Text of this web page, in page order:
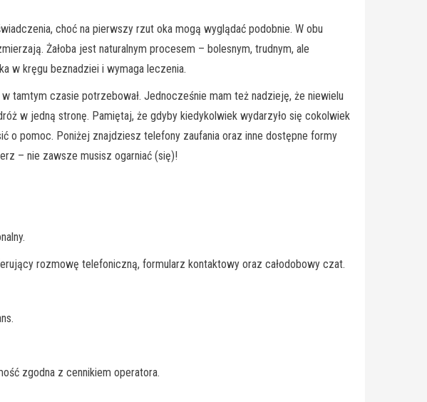
choć na pierwszy rzut oka mogą wyglądać podobnie. W obu
Żałoba jest naturalnym procesem – bolesnym, trudnym, ale
w kręgu beznadziei i wymaga leczenia.
tamtym czasie potrzebował. Jednocześnie mam też nadzieję, że niewielu
w jedną stronę. Pamiętaj, że gdyby kiedykolwiek wydarzyło się cokolwiek
o pomoc. Poniżej znajdziesz telefony zaufania oraz inne dostępne formy
– nie zawsze musisz ogarniać (się)!
rozmowę telefoniczną, formularz kontaktowy oraz całodobowy czat.
zgodna z cennikiem operatora.